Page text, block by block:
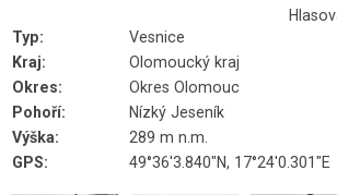
Typ:
Vesnice
Kraj:
Olomoucký kraj
Okres:
Okres Olomouc
Pohoří:
Nízký Jeseník
Výška:
289 m n.m.
GPS:
49°36'3.840"N, 17°24'0.301"E